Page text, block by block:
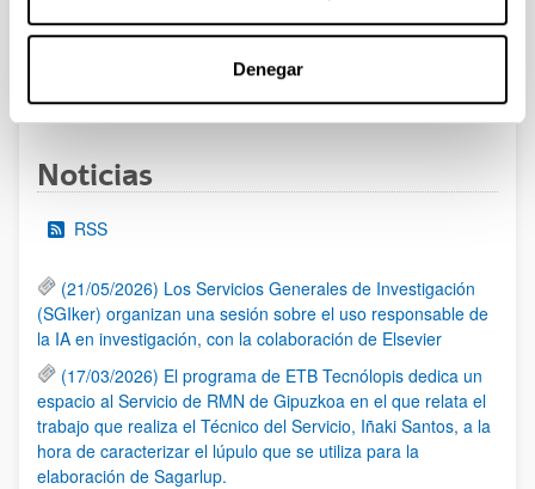
Denegar
Páginas intermedias Use
Noticias
RSS
(21/05/2026) Los Servicios Generales de Investigación
(SGIker) organizan una sesión sobre el uso responsable de
la IA en investigación, con la colaboración de Elsevier
(17/03/2026) El programa de ETB Tecnólopis dedica un
espacio al Servicio de RMN de Gipuzkoa en el que relata el
trabajo que realiza el Técnico del Servicio, Iñaki Santos, a la
hora de caracterizar el lúpulo que se utiliza para la
elaboración de Sagarlup.